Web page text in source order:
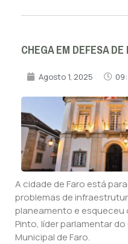
CHEGA EM DEFESA
Agosto 1, 2025
A cidade de Faro está
problemas de
planeamento e esqueceu
Pinto, líder parlamentar
Municipal de Faro.